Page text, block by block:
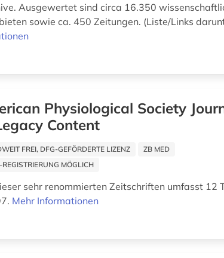
Ausgewertet sind circa 16.350
sowie ca. 450 Zeitungen. (Liste/Links
Physiological Society
Content
FREI, DFG-GEFÖRDERTE LIZENZ
ZB MED
MÖGLICH
sehr renommierten Zeitschriften umfasst 12
Mehr Informationen